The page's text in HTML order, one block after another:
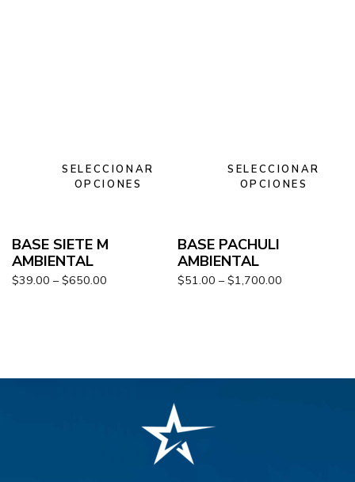
SELECCIONAR
OPCIONES
BASE SIETE M
AMBIENTAL
$39.00 – $650.00
SELECCIONAR
OPCIONES
BASE PACHULI
AMBIENTAL
$51.00 – $1,700.00